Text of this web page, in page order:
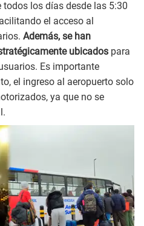
los días desde las 5:30
el acceso al
Además, se han
ubicados para
Es importante
el ingreso al aeropuerto solo
ya que no se